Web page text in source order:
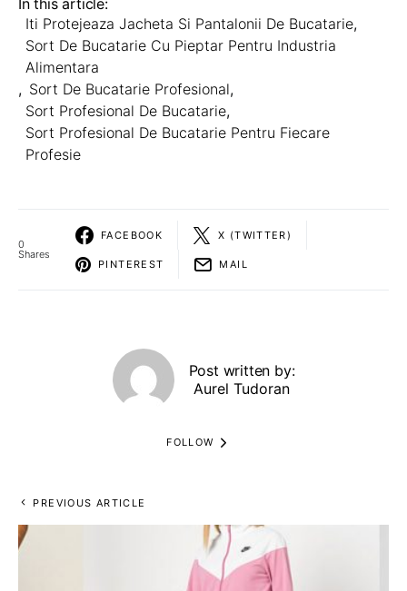
In this article:
Iti Protejeaza Jacheta Si Pantalonii De Bucatarie,
Sort De Bucatarie Cu Pieptar Pentru Industria
Alimentara
, Sort De Bucatarie Profesional,
Sort Profesional De Bucatarie,
Sort Profesional De Bucatarie Pentru Fiecare
Profesie
0
Shares
FACEBOOK X (TWITTER)
PINTEREST MAIL
Post written by:
Aurel Tudoran
FOLLOW
PREVIOUS ARTICLE